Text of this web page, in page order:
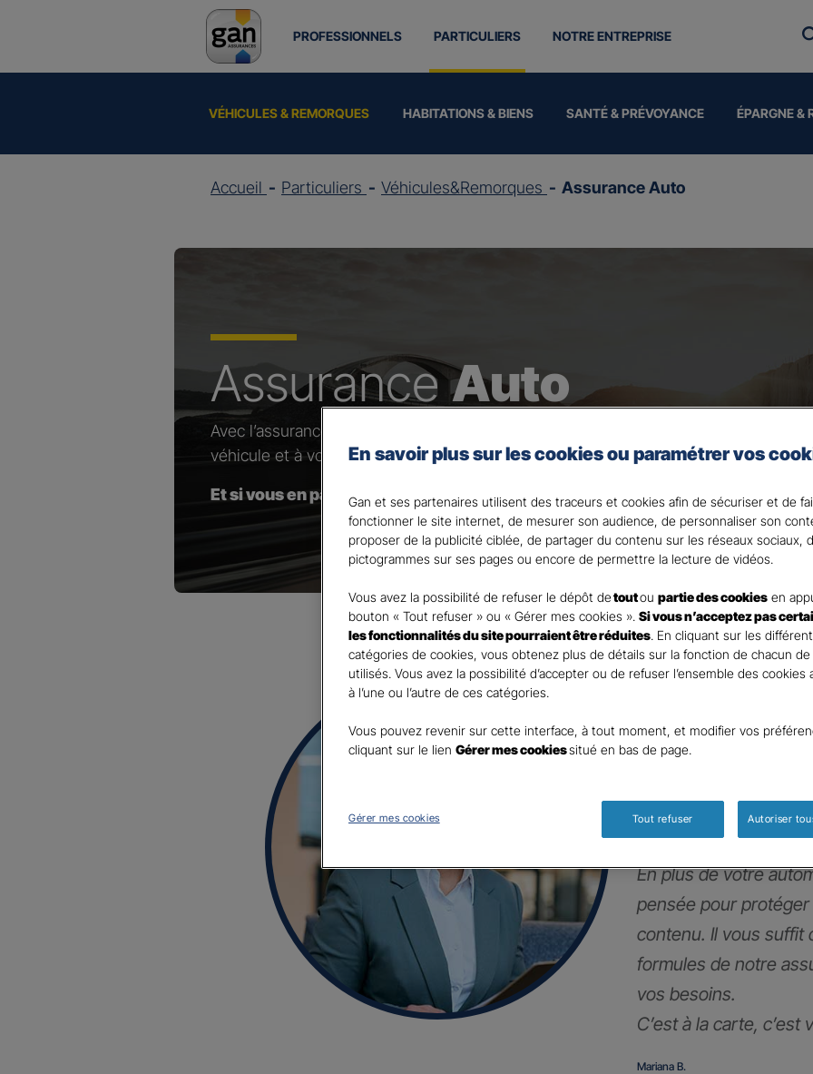
PROFESSIONNELS PARTICULIERS
VÉHICULES & REMORQUES HABITATIONS & BIENS SANTÉ & PRÉVOYANCE ÉPARGNE &
NOTRE ENTREPRISE
Accueil Particuliers Véhicules&Remorques Assurance Auto
AssuranceAuto
Avec l’assurance pour votre auto de Gan Assurances, vous choisissez les
véhicule et à vos besoins.
Et si vous en parliez avec votre Agent général ?
Parole
d’expert
!
En plus de votre
pensée pour
contenu. Il vous suffit
formules de notre
vos besoins.
C’est à la carte,
Mariana B.
En savoir plus sur les cookies ou paramétrer vos
Gan et ses partenaires utilisent des traceurs et cookies afin de sécuriser et de
fonctionner le site internet, de mesurer son audience, de personnaliser son
proposer de la publicité ciblée, de partager du contenu sur les réseaux sociaux,
pictogrammes sur ses pages ou encore de permettre la lecture de vidéos.
Vous avez la possibilité de refuser le dépôt detoutou partie des cookies en
bouton « Tout refuser » ou « Gérer mes cookies ». Si vous n’acceptez pas
les fonctionnalités du site pourraient être réduites. En cliquant sur les
catégories de cookies, vous obtenez plus de détails sur la fonction de chacun
utilisés. Vous avez la possibilité d’accepter ou de refuser l’ensemble des cookies
à l’une ou l’autre de ces catégories.
Vous pouvez revenir sur cette interface, à tout moment, et modifier vos
cliquant sur le lien Gérer mes cookiessitué en bas de page.
Gérer mes cookies Tout refuser Autoriser